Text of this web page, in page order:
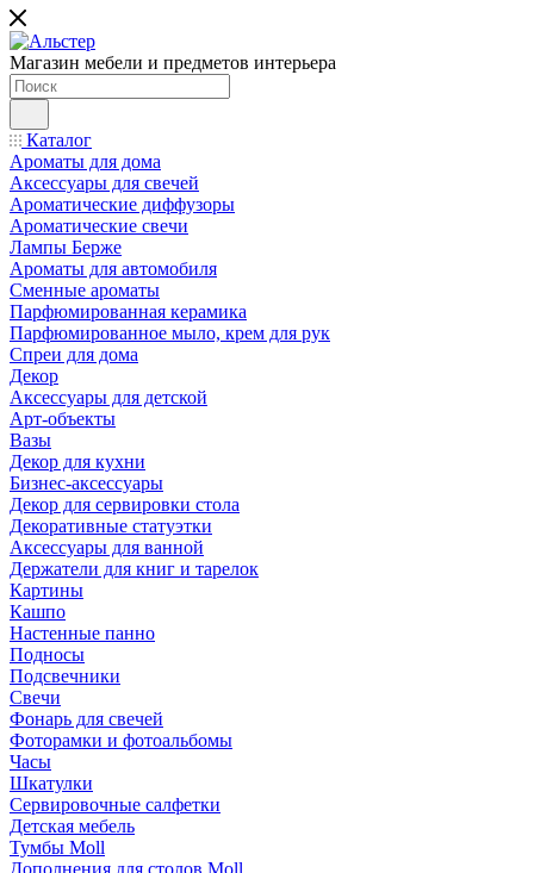
Магазин мебели и предметов интерьера
Каталог
Ароматы для дома
Аксессуары для свечей
Ароматические диффузоры
Ароматические свечи
Лампы Берже
Ароматы для автомобиля
Сменные ароматы
Парфюмированная керамика
Парфюмированное мыло, крем для рук
Спреи для дома
Декор
Аксессуары для детской
Арт-объекты
Вазы
Декор для кухни
Бизнес-аксессуары
Декор для сервировки стола
Декоративные статуэтки
Аксессуары для ванной
Держатели для книг и тарелок
Картины
Кашпо
Настенные панно
Подносы
Подсвечники
Свечи
Фонарь для свечей
Фоторамки и фотоальбомы
Часы
Шкатулки
Сервировочные салфетки
Детская мебель
Тумбы Moll
Дополнения для столов Moll